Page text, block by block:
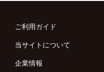
ご利用ガイド
当サイトについて
企業情報